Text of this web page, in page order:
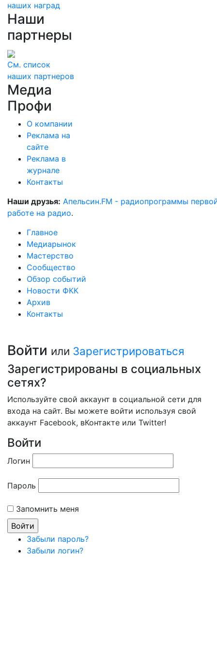
наших наград
Наши
партнеры
См. список
наших партнеров
Медиа
Профи
О компании
Реклама на
сайте
Реклама в
журнале
Контакты
Наши друзья: Апельсин.FM - радиопрограммы
работе на радио.
Главное
Медиарынок
Мастерство
Сообщество
Обзор событий
Новости ФКК
Архив
Контакты
Войти или Зарегистрироваться
Зарегистрированы в социальных
сетях?
Используйте свой аккаунт в социальной сети для
входа на сайт. Вы можете войти используя свой
аккаунт Facebook, вКонтакте или Twitter!
Войти
Логин
Пароль
Запомнить меня
Забыли пароль?
Забыли логин?